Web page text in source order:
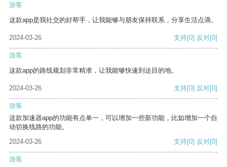
游客
这款app是我社交的好帮手，让我能够与朋友保持联系，分享生活点滴。
2024-03-26 支持[0] 反对[0]
游客
这款app的路线规划非常精准，让我能够快速到达目的地。
2024-03-26 支持[0] 反对[0]
游客
这款加速器app的功能有点单一，可以增加一些新功能，比如增加一个自
动切换线路的功能。
2024-03-26
支持[0] 反对[0]
游客